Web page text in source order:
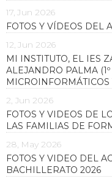
17, Jun 2026
FOTOS Y VÍDEOS DEL
12, Jun 2026
MI INSTITUTO, EL IES
ALEJANDRO PALMA
MICROINFORMÁTICOS
2, Jun 2026
FOTOS Y VIDEOS DE
LAS FAMILIAS DE
28, May 2026
FOTOS Y VIDEO DEL
BACHILLERATO 2026